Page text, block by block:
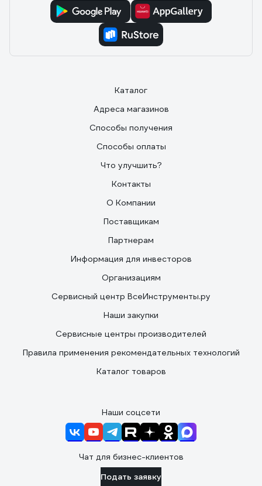
Каталог
Адреса магазинов
Способы получения
Способы оплаты
Что улучшить?
Контакты
О Компании
Поставщикам
Партнерам
Информация для инвесторов
Организациям
Сервисный центр ВсеИнструменты.ру
Наши закупки
Сервисные центры производителей
Правила применения рекомендательных технологий
Каталог товаров
Наши соцсети
Чат для бизнес-клиентов
Подать заявку